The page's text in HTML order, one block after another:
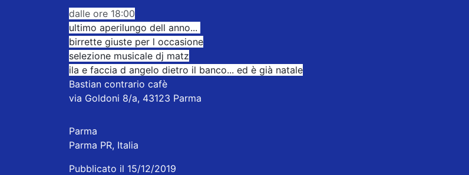
dalle ore 18:00
ultimo aperilungo dell anno...
birrette giuste per l occasione
selezione musicale dj matz
ila e faccia d angelo dietro il banco... ed è già natale
Bastian contrario cafè
via Goldoni 8/a, 43123 Parma
Parma
Parma PR, Italia
Pubblicato il 15/12/2019